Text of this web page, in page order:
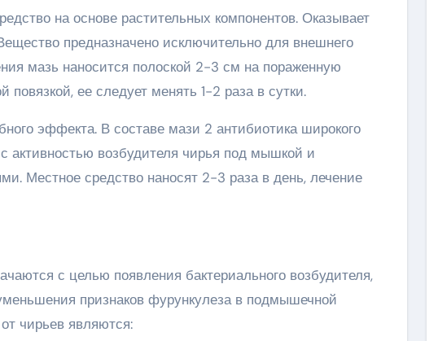
на основе растительных компонентов. Оказывает
предназначено исключительно для внешнего
мазь наносится полоской 2-3 см на пораженную
ее следует менять 1-2 раза в сутки.
эффекта. В составе мази 2 антибиотика широкого
активностью возбудителя чирья под мышкой и
Местное средство наносят 2-3 раза в день, лечение
с целью появления бактериального возбудителя,
признаков фурункулеза в подмышечной
чирьев являются: